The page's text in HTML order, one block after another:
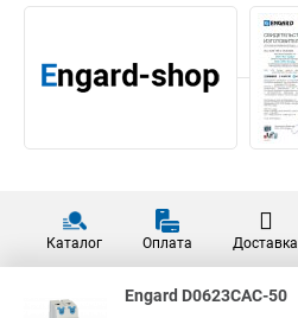
Каталог Оплата Доставка
Engard D0623CAC-50